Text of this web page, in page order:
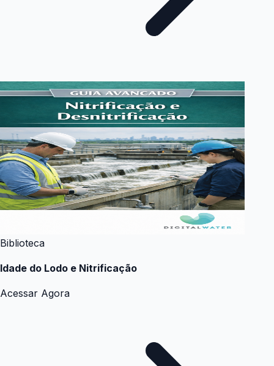
Biblioteca
Idade do Lodo e Nitrificação
Acessar Agora